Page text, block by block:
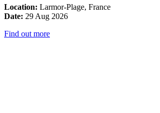
Location: Larmor-Plage, France
Date: 29 Aug 2026
Find out more